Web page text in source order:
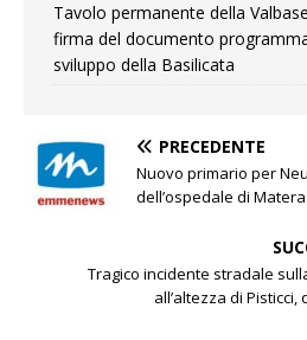
Tavolo permanente della
firma del documento
sviluppo della Basilicata
PRECEDENTE
Nuovo primario per
dell’ospedale di Matera
Tragico incidente stradale
all’altezza di